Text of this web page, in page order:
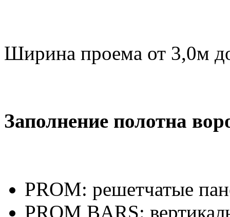
Ширина проема от 3,0м
Заполнение полотна
PROM: решетчатые
PROM BARS: